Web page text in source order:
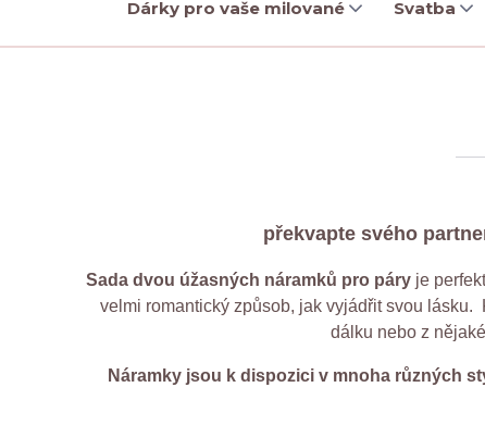
Dárky pro vaše milované Svatba
překvapte svého
Sada dvou úžasných náramků pro páry je
velmi romantický způsob, jak vyjádřit svou lásku.
dálku nebo z
Náramky jsou k dispozici v mnoha různých